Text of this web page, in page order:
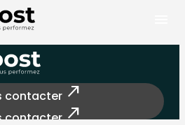
contacter north_east
contacternorth_east